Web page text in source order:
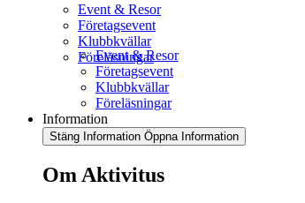
Event & Resor
Företagsevent
Klubbkvällar
Föreläsningar
Event & Resor
Företagsevent
Klubbkvällar
Föreläsningar
Information
Stäng Information Öppna Information
Om Aktivitus